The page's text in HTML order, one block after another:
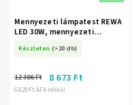
Mennyezeti lámpatest REWA
LED 30W, mennyezeti
4000K, PC lámpabúra
Készleten (>20 db)
6 829 Ft ÁFA nélkül
12 386 Ft 8 673 Ft